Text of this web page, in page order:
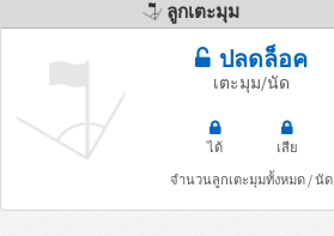
ลูกเตะมุม
ปลดล็อค
เตะมุม/นัด
ได้
เสีย
จำนวนลูกเตะมุมทั้งหมด / นัด